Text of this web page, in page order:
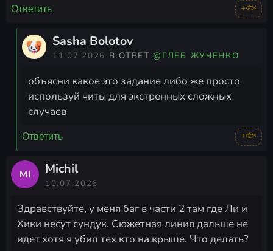
Ответить +🐟
Sasha Bolotov
11.07.2026 В ОТВЕТ@ГЛЕБ ЖУЧЕНКО
объясни какое это задание либо же просто
используй читы для экстренных сложных
случаев
Ответить +🐟
MI Michil
10.07.2026
Здравствуйте, у меня баг в части 2 там где Ли и
Хики несут сундук. Сюжетная линия дальше не
идет хотя я убил тех кто на крыше. Что делать?